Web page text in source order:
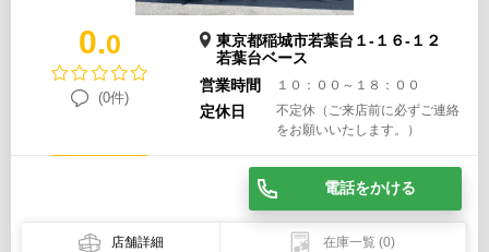
0.0
(0件)
東京都稲城市若葉台１-１６-１２
若葉台ベース
営業時間
１０：００～１８：００
定休日
不定休（ご来店前に必ずご連絡
をお願いいたします。）
電話をかける
店舗詳細 在庫一覧 (0)